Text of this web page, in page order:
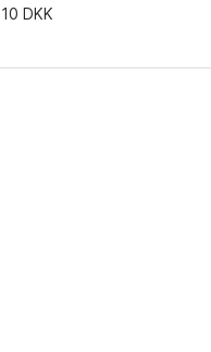
DKK